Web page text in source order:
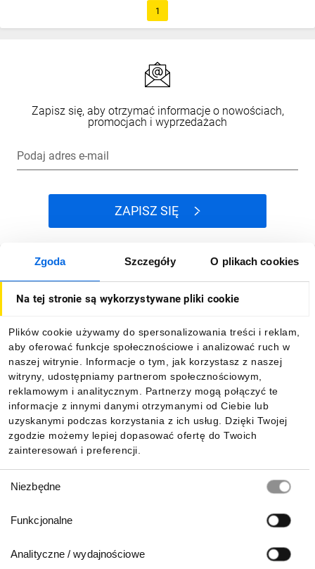
Zgoda Szczegóły O plikach cookies
Na tej stronie są wykorzystywane pliki cookie
Plików cookie używamy do spersonalizowania treści i reklam,
aby oferować funkcje społecznościowe i analizować ruch w
naszej witrynie. Informacje o tym, jak korzystasz z naszej
witryny, udostępniamy partnerom społecznościowym,
reklamowym i analitycznym. Partnerzy mogą połączyć te
informacje z innymi danymi otrzymanymi od Ciebie lub
uzyskanymi podczas korzystania z ich usług. Dzięki Twojej
zgodzie możemy lepiej dopasować ofertę do Twoich
zainteresowań i preferencji.
zgody
Niezbędne
Funkcjonalne
Analityczne / wydajnościowe
1
Zapisz się, aby otrzymać informacje o nowościach,
promocjach i wyprzedażach
Podaj adres e-mail
ZAPISZ SIĘ
Dla kupujących
Informacje
Pobierz naszą aplikację mobilną: